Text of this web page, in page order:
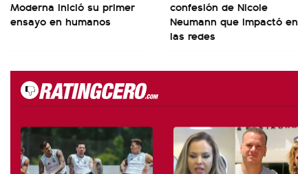
Moderna inició su primer
ensayo en humanos
confesión de Nicole
Neumann que impactó en
las redes